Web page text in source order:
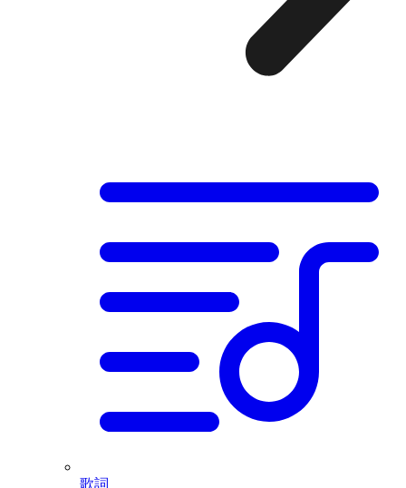
歌詞